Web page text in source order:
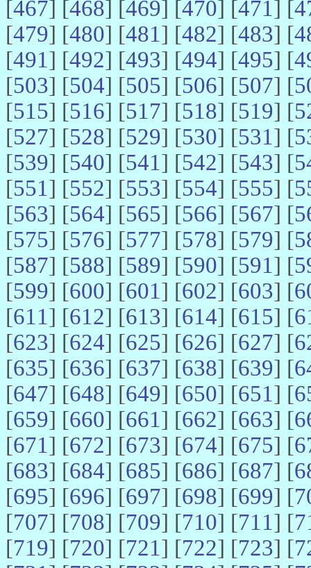
[467] [468] [469] [470] [471] [
[479] [480] [481] [482] [483] [
[491] [492] [493] [494] [495] [
[503] [504] [505] [506] [507] [
[515] [516] [517] [518] [519] [
[527] [528] [529] [530] [531] [
[539] [540] [541] [542] [543] [
[551] [552] [553] [554] [555] [
[563] [564] [565] [566] [567] [
[575] [576] [577] [578] [579] [
[587] [588] [589] [590] [591] [
[599] [600] [601] [602] [603] [
[611] [612] [613] [614] [615] [
[623] [624] [625] [626] [627] [
[635] [636] [637] [638] [639] [
[647] [648] [649] [650] [651] [
[659] [660] [661] [662] [663] [
[671] [672] [673] [674] [675] [
[683] [684] [685] [686] [687] [
[695] [696] [697] [698] [699] [
[707] [708] [709] [710] [711] [
[719] [720] [721] [722] [723] [